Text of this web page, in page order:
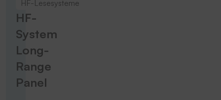
HF-Lesesysteme
HF-
System
Long-
Range
Panel